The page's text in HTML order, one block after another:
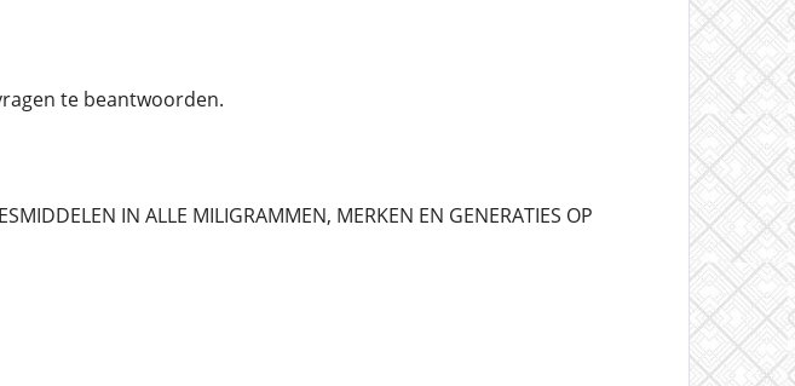
te beantwoorden.
IN ALLE MILIGRAMMEN, MERKEN EN GENERATIES OP